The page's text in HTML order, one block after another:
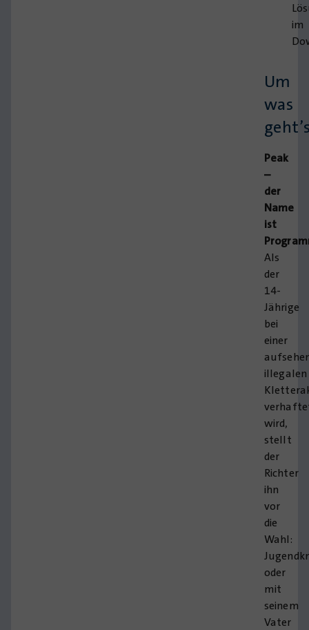
im
Um
was
Peak
–
der
Name
ist
Als
der
14-
Jährige
bei
einer
illegalen
wird,
stellt
der
Richter
ihn
vor
die
Wahl:
oder
mit
seinem
Vater